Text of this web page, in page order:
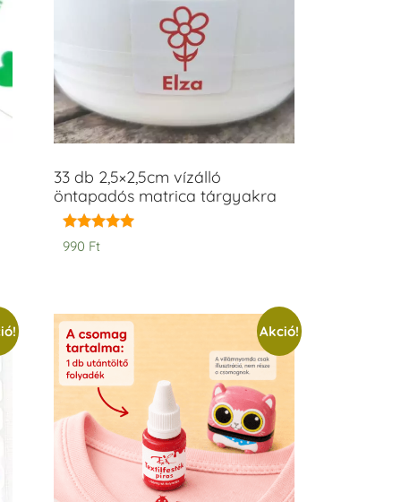
33 db 2,5×2,5cm vízálló
öntapadós matrica tárgyakra
Értékelés:
5.00
990 Ft
Akció!